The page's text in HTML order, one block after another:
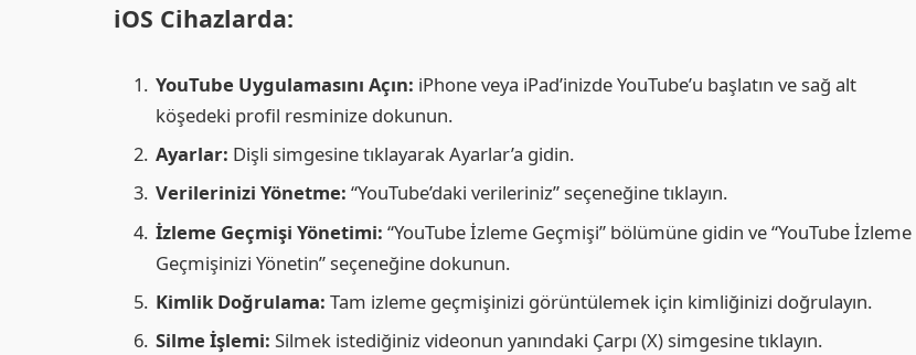
iOS Cihazlarda:
YouTube Uygulamasını Açın: iPhone veya iPad’inizde YouTube’u başlatın ve sağ alt
köşedeki profil resminize dokunun.
Ayarlar: Dişli simgesine tıklayarak Ayarlar’a gidin.
Verilerinizi Yönetme: “YouTube’daki verileriniz” seçeneğine tıklayın.
İzleme Geçmişi Yönetimi: “YouTube İzleme Geçmişi” bölümüne gidin ve “YouTube İzleme
Geçmişinizi Yönetin” seçeneğine dokunun.
Kimlik Doğrulama: Tam izleme geçmişinizi görüntülemek için kimliğinizi doğrulayın.
Silme İşlemi: Silmek istediğiniz videonun yanındaki Çarpı (X) simgesine tıklayın.